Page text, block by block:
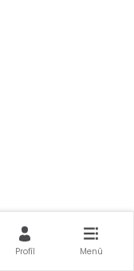
Profîl Menû